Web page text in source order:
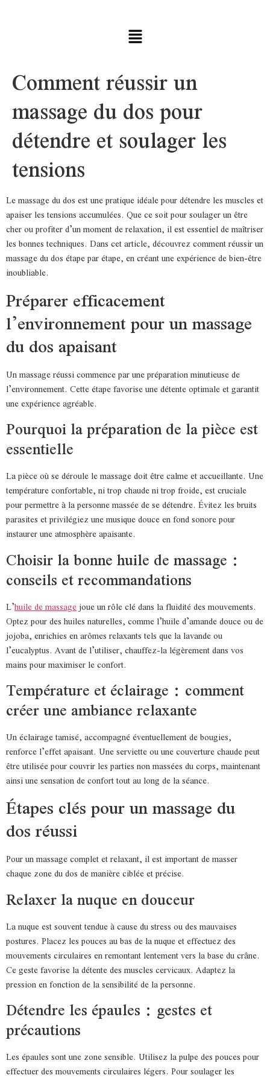
Comment réussir un
massage du dos pour
détendre et soulager les
tensions
Le massage du dos est une pratique idéale pour détendre les muscles et
apaiser les tensions accumulées. Que ce soit pour soulager un être
cher ou profiter d’un moment de relaxation, il est essentiel de maîtriser
les bonnes techniques. Dans cet article, découvrez comment réussir un
massage du dos étape par étape, en créant une expérience de bien-être
inoubliable.
Préparer efficacement
l’environnement pour un massage
du dos apaisant
Un massage réussi commence par une préparation minutieuse de
l’environnement. Cette étape favorise une détente optimale et garantit
une expérience agréable.
Pourquoi la préparation de la pièce est
essentielle
La pièce où se déroule le massage doit être calme et accueillante. Une
température confortable, ni trop chaude ni trop froide, est cruciale
pour permettre à la personne massée de se détendre. Évitez les bruits
parasites et privilégiez une musique douce en fond sonore pour
instaurer une atmosphère apaisante.
Choisir la bonne huile de massage :
conseils et recommandations
L’huile de massagejoue un rôle clé dans la fluidité des mouvements.
Optez pour des huiles naturelles, comme l’huile d’amande douce ou de
jojoba, enrichies en arômes relaxants tels que la lavande ou
l’eucalyptus. Avant de l’utiliser, chauffez-la légèrement dans vos
mains pour maximiser le confort.
Température et éclairage : comment
créer une ambiance relaxante
Un éclairage tamisé, accompagné éventuellement de bougies,
renforce l’effet apaisant. Une serviette ou une couverture chaude peut
être utilisée pour couvrir les parties non massées du corps, maintenant
ainsi une sensation de confort tout au long de la séance.
Étapes clés pour un massage du
dos réussi
Pour un massage complet et relaxant, il est important de masser
chaque zone du dos de manière ciblée et précise.
Relaxer la nuque en douceur
La nuque est souvent tendue à cause du stress ou des mauvaises
postures. Placez les pouces au bas de la nuque et effectuez des
mouvements circulaires en remontant lentement vers la base du crâne.
Ce geste favorise la détente des muscles cervicaux. Adaptez la
pression en fonction de la sensibilité de la personne.
Détendre les épaules : gestes et
précautions
Les épaules sont une zone sensible. Utilisez la pulpe des pouces pour
effectuer des mouvements circulaires légers. Pour soulager les